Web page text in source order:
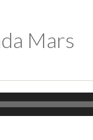
CLSPD
Violences intrafamiliales
Mars